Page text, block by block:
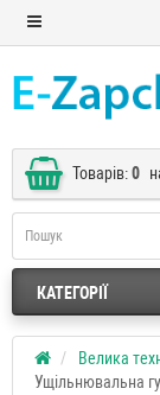
Товарів:0
КАТЕГОРІЇ
Велика
Ущільнювальна